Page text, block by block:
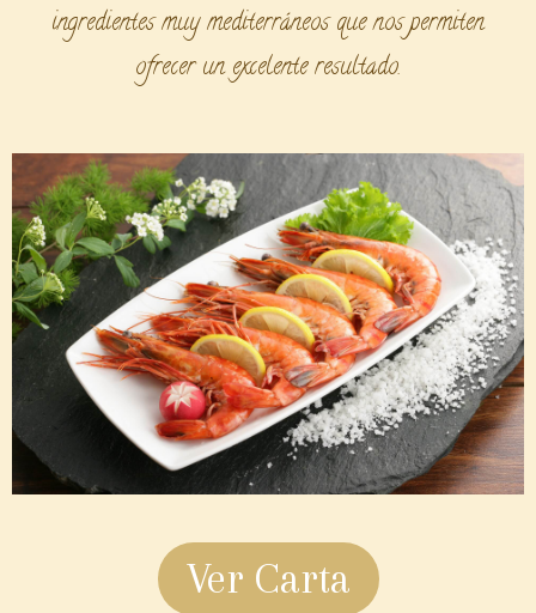
ingredientes muy mediterráneos que nos permiten
ofrecer un excelente resultado.
Ver Carta